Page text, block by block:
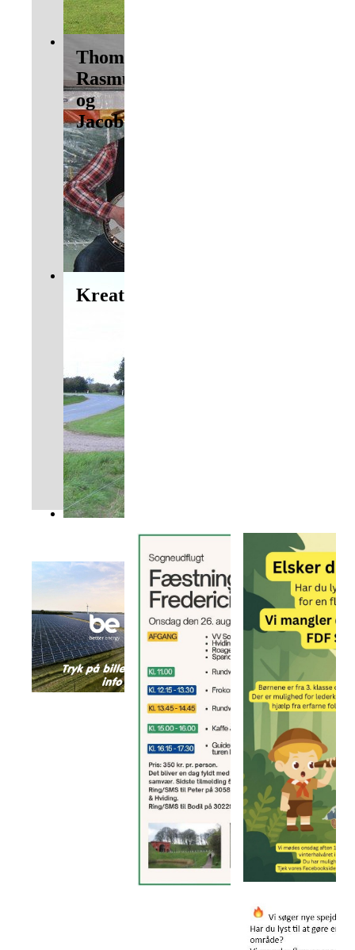
Thomas,
Rasmus
og
Jacob
Kreativitet